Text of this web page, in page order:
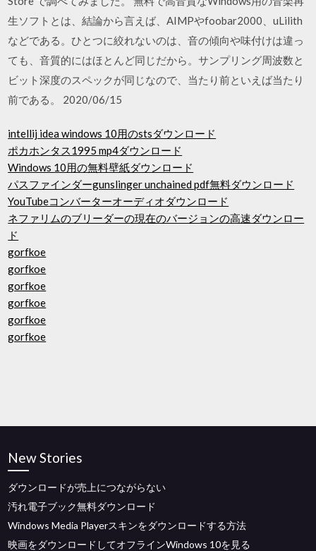
生ソフトとは、結論から言えば、AIMPやfoobar2000、uLilith
などである。ひとつに絞れないのは、音の傾向や味付けは違っ
ても、音質的にはほとんど同じだから。サンプリング周波数と
ビット深度のスペックが同じなので、当たり前といえば当たり
前である。 2020/06/15
intellij idea windows 10用のstsダウンロード
ポカホンタス1995 mp4ダウンロード
Windows 10用の無料壁紙ダウンロード
パスファインダーgunslinger unchained pdf無料ダウンロード
YouTubeコンバーターオーディオダウンロード
ネファリムのブリーダーの現在のバージョンの高速ダウンロー
ド
gorfkoe
gorfkoe
gorfkoe
gorfkoe
gorfkoe
gorfkoe
New Stories
ダウンロードが売上につながらない
汚れ電子ブック無料ダウンロード
Windows Media Playerスキンをダウンロードする方法
映画をダウンロードしてオフラインWindows 10を見る